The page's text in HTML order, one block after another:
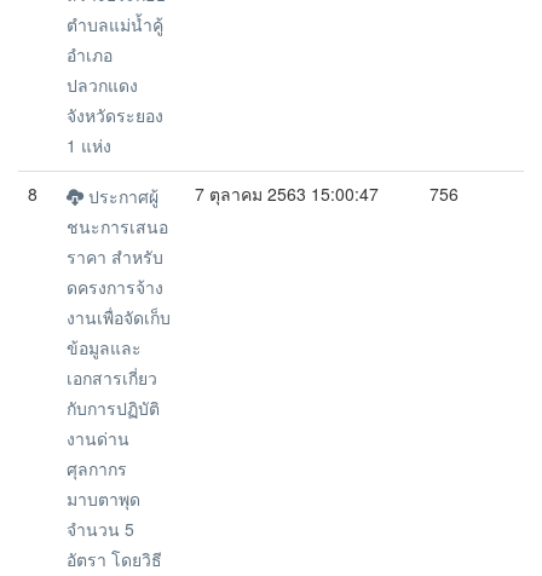
ตำบลแม่น้ำคู้
อำเภอ
ปลวกแดง
จังหวัดระยอง
1 แห่ง
8
ประกาศผู้
ชนะการเสนอ
ราคา สำหรับ
ดครงการจ้าง
งานเพื่อจัดเก็บ
ข้อมูลและ
เอกสารเกี่ยว
กับการปฏิบัติ
งานด่าน
ศุลกากร
มาบตาพุด
จำนวน 5
อัตรา โดยวิธี
7 ตุลาคม 2563 15:00:47 756